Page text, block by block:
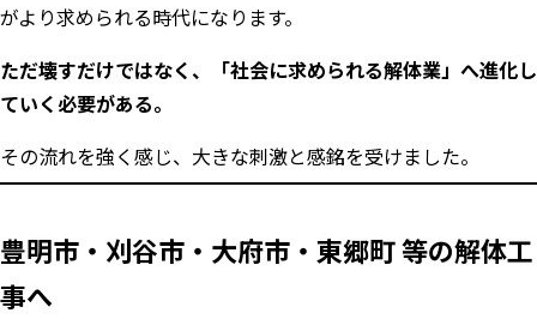
がより求められる時代になります。
ただ壊すだけではなく、「社会に求められる解体業」へ進化し
ていく必要がある。
その流れを強く感じ、大きな刺激と感銘を受けました。
豊明市・刈谷市・大府市・東郷町 等の解体工
事へ